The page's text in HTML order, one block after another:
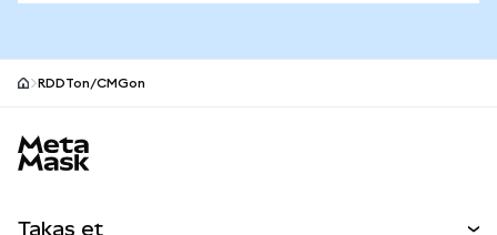
RDDTon/CMGon
Takas et